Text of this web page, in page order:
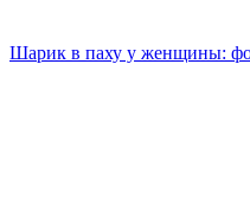
Шарик в паху у женщины: